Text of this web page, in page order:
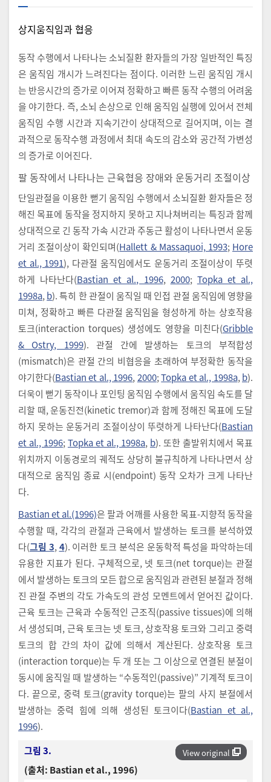
상지움직임과 협응
동작 수행에서 나타나는 소뇌질환 환자들의 가장 일반적인 특징
은 움직임 개시가 느려진다는 점이다. 이러한 느린 움직임 개시
는 반응시간의 증가로 이어져 정확하고 빠른 동작 수행의 어려움
을 야기한다. 즉, 소뇌 손상으로 인해 움직임 실행에 있어서 전체
움직임 수행 시간과 지속기간이 상대적으로 길어지며, 이는 결
과적으로 동작수행 과정에서 최대 속도의 감소와 공간적 가변성
의 증가로 이어진다.
팔 동작에서 나타나는 근육협응 장애와 운동거리 조절이상
단일관절을 이용한 뻗기 움직임 수행에서 소뇌질환 환자들은 정
해진 목표에 동작을 정지하지 못하고 지나쳐버리는 특징과 함께
상대적으로 긴 동작 가속 시간과 주동근 활성이 나타나면서 운동
거리 조절이상이 확인되며(Hallett & Massaquoi, 1993; Hore
et al., 1991), 다관절 움직임에서도 운동거리 조절이상이 뚜렷
하게 나타난다(Bastian et al., 1996, 2000; Topka et al.,
1998a, b). 특히 한 관절이 움직일 때 인접 관절 움직임에 영향을
미쳐, 정확하고 빠른 다관절 움직임을 형성하게 하는 상호작용
토크(interaction torques) 생성에도 영향을 미친다(Gribble
& Ostry, 1999). 관절 간에 발생하는 토크의 부적합성
(mismatch)은 관절 간의 비협응을 초래하여 부정확한 동작을
야기한다(Bastian et al., 1996, 2000;Topka et al., 1998a, b).
더욱이 뻗기 동작이나 포인팅 움직임 수행에서 움직임 속도를 달
리할 때, 운동진전(kinetic tremor)과 함께 정해진 목표에 도달
하지 못하는 운동거리 조절이상이 뚜렷하게 나타난다(Bastian
et al., 1996; Topka et al., 1998a, b). 또한 출발위치에서 목표
위치까지 이동경로의 궤적도 상당히 불규칙하게 나타나면서 상
대적으로 움직임 종료 시(endpoint) 동작 오차가 크게 나타난
다.
Bastian et al.(1996)은 팔과 어깨를 사용한 목표-지향적 동작을
수행할 때, 각각의 관절과 근육에서 발생하는 토크를 분석하였
다(그림 3, 4). 이러한 토크 분석은 운동학적 특성을 파악하는데
유용한 지표가 된다. 구체적으로, 넷 토크(net torque)는 관절
에서 발생하는 토크의 모든 합으로 움직임과 관련된 분절과 정해
진 관절 주변의 각도 가속도의 관성 모멘트에서 얻어진 값이다.
근육 토크는 근육과 수동적인 근조직(passive tissues)에 의해
서 생성되며, 근육 토크는 넷 토크, 상호작용 토크와 그리고 중력
토크의 합 간의 차이 값에 의해서 계산된다. 상호작용 토크
(interaction torque)는 두 개 또는 그 이상으로 연결된 분절이
동시에 움직일 때 발생하는 “수동적인(passive)” 기계적 토크이
다. 끝으로, 중력 토크(gravity torque)는 팔의 사지 분절에서
발생하는 중력 힘에 의해 생성된 토크이다(Bastian et al.,
1996).
View original
그림 3.
(출처: Bastian et al., 1996)